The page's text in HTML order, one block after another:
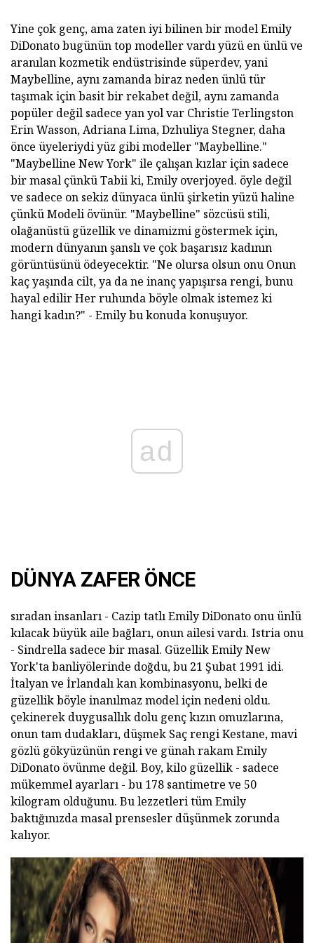
Yine çok genç, ama zaten iyi bilinen bir model Emily
DiDonato bugünün top modeller vardı yüzü en ünlü ve
aranılan kozmetik endüstrisinde süperdev, yani
Maybelline, aynı zamanda biraz neden ünlü tür
taşımak için basit bir rekabet değil, aynı zamanda
popüler değil sadece yan yol var Christie Terlingston
Erin Wasson, Adriana Lima, Dzhuliya Stegner, daha
önce üyeleriydi yüz gibi modeller "Maybelline."
"Maybelline New York" ile çalışan kızlar için sadece
bir masal çünkü Tabii ki, Emily overjoyed. öyle değil
ve sadece on sekiz dünyaca ünlü şirketin yüzü haline
çünkü Modeli övünür. "Maybelline" sözcüsü stili,
olağanüstü güzellik ve dinamizmi göstermek için,
modern dünyanın şanslı ve çok başarısız kadının
görüntüsünü ödeyecektir. "Ne olursa olsun onu Onun
kaç yaşında cilt, ya da ne inanç yapışırsa rengi, bunu
hayal edilir Her ruhunda böyle olmak istemez ki
hangi kadın?" - Emily bu konuda konuşuyor.
ad
DÜNYA ZAFER ÖNCE
sıradan insanları - Cazip tatlı Emily DiDonato onu ünlü
kılacak büyük aile bağları, onun ailesi vardı. Istria onu
- Sindrella sadece bir masal. Güzellik Emily New
York'ta banliyölerinde doğdu, bu 21 Şubat 1991 idi.
İtalyan ve İrlandalı kan kombinasyonu, belki de
güzellik böyle inanılmaz model için nedeni oldu.
çekinerek duygusallık dolu genç kızın omuzlarına,
onun tam dudakları, düşmek Saç rengi Kestane, mavi
gözlü gökyüzünün rengi ve günah rakam Emily
DiDonato övünme değil. Boy, kilo güzellik - sadece
mükemmel ayarları - bu 178 santimetre ve 50
kilogram olduğunu. Bu lezzetleri tüm Emily
baktığınızda masal prensesler düşünmek zorunda
kalıyor.